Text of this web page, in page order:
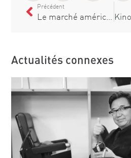
Précédent
Le marché américain plus proche : Figueras accueille ses USA représentants à Barcelone
Actualités connexes